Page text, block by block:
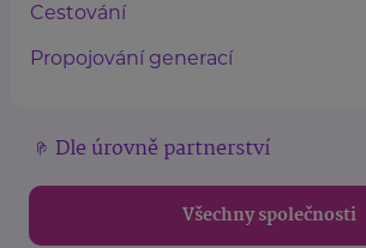
Cestování
Propojování generací
Dle úrovně partnerství
Všechny společnosti